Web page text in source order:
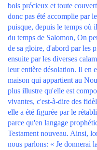
bois précieux et toute
donc pas été accomplie par
puisque, depuis le temps où
du temps de Salomon, On
de sa gloire, d'abord par les
ensuite par les diverses
leur entière désolation. Il en
maison qui appartient au
plus illustre qu'elle est
vivantes, c'est-à-dire des
elle a été figurée par le
parce qu'en langage
Testament nouveau. Ainsi,
nous parlons: « Je donnerai